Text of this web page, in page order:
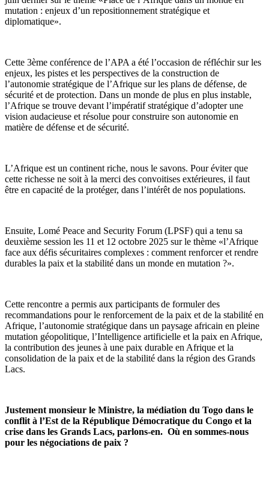
mutation : enjeux d’un repositionnement stratégique et
diplomatique».
Cette 3ème conférence de l’APA a été l’occasion de réfléchir sur les
enjeux, les pistes et les perspectives de la construction de
l’autonomie stratégique de l’Afrique sur les plans de défense, de
sécurité et de protection. Dans un monde de plus en plus instable,
l’Afrique se trouve devant l’impératif stratégique d’adopter une
vision audacieuse et résolue pour construire son autonomie en
matière de défense et de sécurité.
L’Afrique est un continent riche, nous le savons. Pour éviter que
cette richesse ne soit à la merci des convoitises extérieures, il faut
être en capacité de la protéger, dans l’intérêt de nos populations.
Ensuite, Lomé Peace and Security Forum (LPSF) qui a tenu sa
deuxième session les 11 et 12 octobre 2025 sur le thème «l’Afrique
face aux défis sécuritaires complexes : comment renforcer et rendre
durables la paix et la stabilité dans un monde en mutation ?».
Cette rencontre a permis aux participants de formuler des
recommandations pour le renforcement de la paix et de la stabilité en
Afrique, l’autonomie stratégique dans un paysage africain en pleine
mutation géopolitique, l’Intelligence artificielle et la paix en Afrique,
la contribution des jeunes à une paix durable en Afrique et la
consolidation de la paix et de la stabilité dans la région des Grands
Lacs.
Justement monsieur le Ministre, la médiation du Togo dans le
conflit à l’Est de la République Démocratique du Congo et la
crise dans les Grands Lacs, parlons-en. Où en sommes-nous
pour les négociations de paix ?